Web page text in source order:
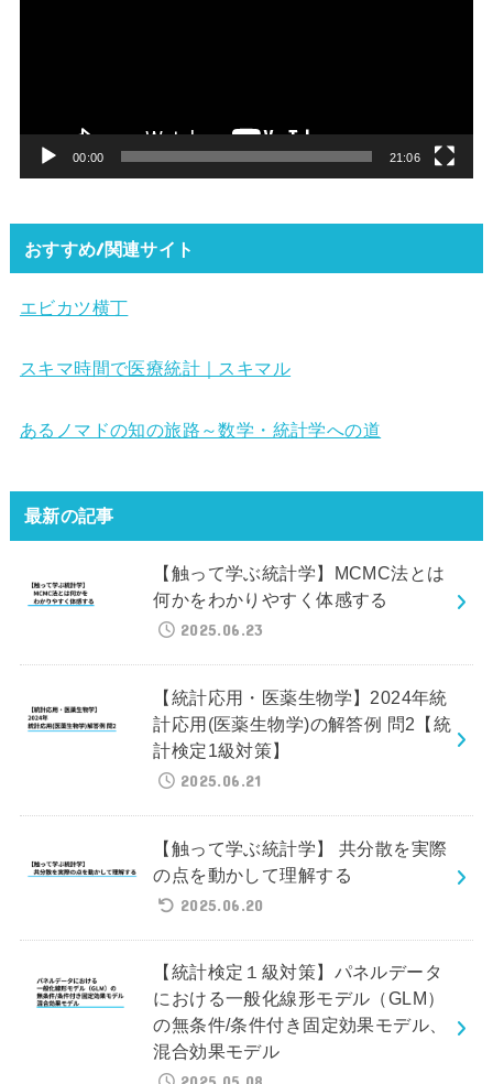
00:00 21:06
おすすめ/関連サイト
エビカツ横丁
スキマ時間で医療統計｜スキマル
あるノマドの知の旅路～数学・統計学への道
最新の記事
【触って学ぶ統計学】MCMC法とは
何かをわかりやすく体感する
2025.06.23
【統計応用・医薬生物学】2024年統
計応用(医薬生物学)の解答例 問2【統
計検定1級対策】
2025.06.21
【触って学ぶ統計学】 共分散を実際
の点を動かして理解する
2025.06.20
【統計検定１級対策】パネルデータ
における一般化線形モデル（GLM）
の無条件/条件付き固定効果モデル、
混合効果モデル